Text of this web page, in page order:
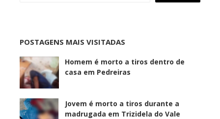
POSTAGENS MAIS VISITADAS
Homem é morto a tiros dentro de
casa em Pedreiras
Jovem é morto a tiros durante a
madrugada em Trizidela do Vale